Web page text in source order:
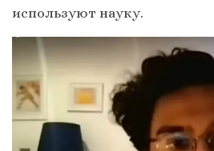
используют науку.